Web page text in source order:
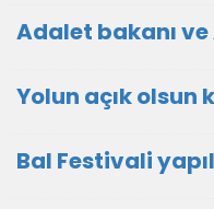
Adalet bakanı
Yolun açık
Bal Festivali